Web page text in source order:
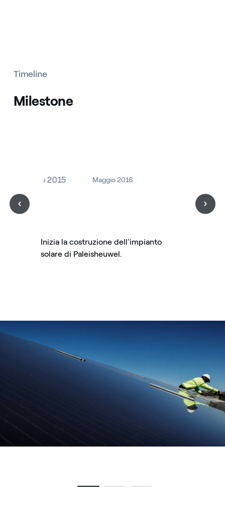
Timeline
Milestone
Marzo 2015 Maggio 2016
Inizia la costruzione dell'impianto
solare di Paleisheuwel.